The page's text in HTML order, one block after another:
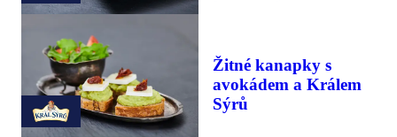
Žitné kanapky s
avokádem a Králem
Sýrů